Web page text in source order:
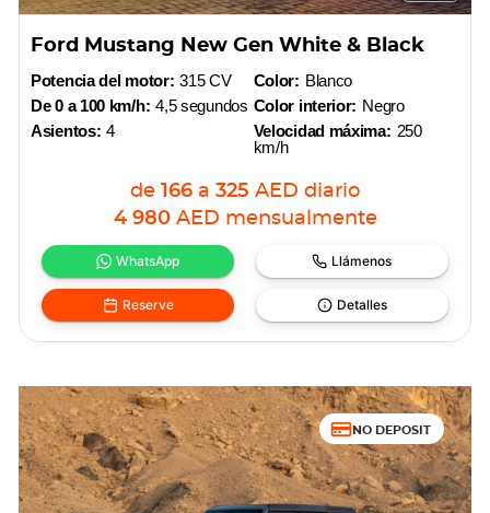
Ford Mustang New Gen White & Black
Potencia del motor: 315 CV
De 0 a 100 km/h: 4,5 segundos
Asientos: 4
Color: Blanco
Color interior: Negro
Velocidad máxima: 250
km/h
de 166 a 325 AED diario
4 980 AED mensualmente
WhatsApp Llámenos
Reserve Detalles
NO DEPOSIT